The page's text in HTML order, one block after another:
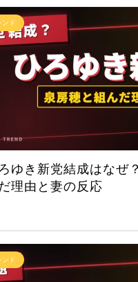
ンド
ゆき新党結成はなぜ
理由と妻の反応
ンド